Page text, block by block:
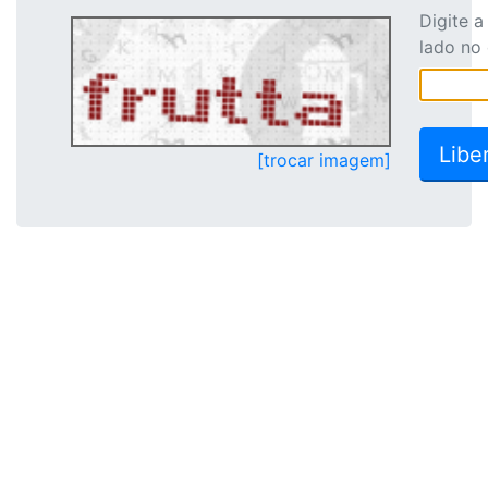
[trocar imagem]
Digite
lado no